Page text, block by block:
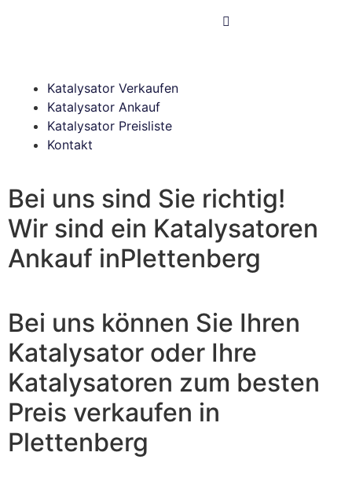
Katalysator Verkaufen
Katalysator Ankauf
Katalysator Preisliste
Kontakt
Bei uns sind Sie richtig!
Wir sind ein Katalysatoren
Ankauf inPlettenberg
Bei uns können Sie Ihren
Katalysator oder Ihre
Katalysatoren zum besten
Preis verkaufen in
Plettenberg